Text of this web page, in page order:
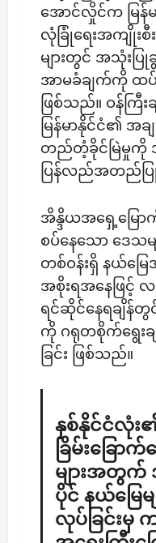
အောင်လှိုင်က မြန်
လုံခြုံရေးအကျိုးစီ
များတွင် အသုံးပ
အာမခံချက်ကို ထပ်
ဖြစ်သည်။ ဝန်ကြီ
မြန်မာနိုင်ငံ၏ အ
တည်တံ့ခိုင်မြဲမှုကို
ပြန်လည်အတည်ပ
အိန္ဒိယအရှေ့မြော
စပ်နေသော ဒေသမ
တစ်ဝန်းရှိ နယ်မြေ
အစိုးရအနေဖြင့်
ရင်ဆိုင်နေရချိန်
ကို ဂရုတစိုက်ရွေးခ
ခြင်း ဖြစ်သည်။
နှစ်နိုင်ငံလုံး
ခြိမ်းခြေ
များအတွက်
ပိုင် နယ်မြေ
လုပ်ခြင်းမှ